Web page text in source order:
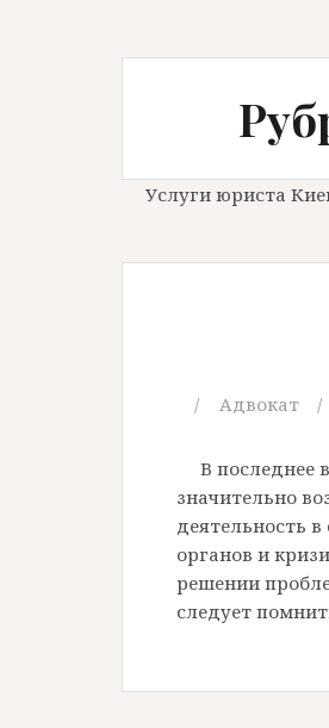
Услуги юриста
Адвокат
В последнее
значительно
деятельность
органов и
решении
следует